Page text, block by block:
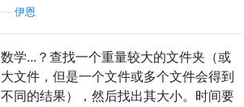
伊恩
数学...？查找一个重量较大的文件夹（或
大文件，但是一个文件或多个文件会得到
不同的结果），然后找出其大小。时间要